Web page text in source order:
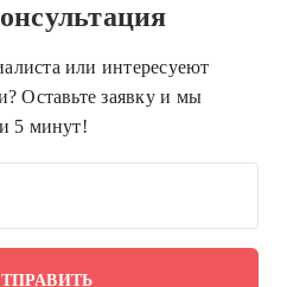
или интересуеют
Оставьте заявку и мы
5 минут!